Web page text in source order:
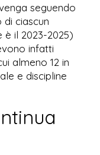
seguendo
di ciascun
il 2023-2025)
infatti
almeno 12 in
e discipline